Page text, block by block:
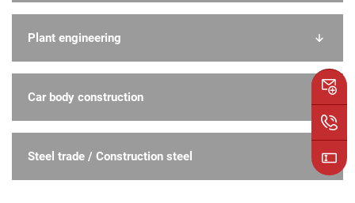
Plant engineering
Car body construction
Steel trade / Construction steel